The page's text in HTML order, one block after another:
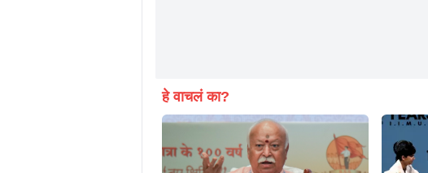
हे वाचलं का?